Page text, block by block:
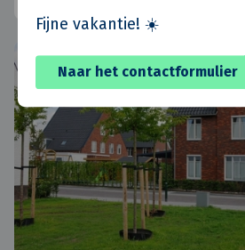
Fijne vakantie! ☀️
Naar het contactformulier